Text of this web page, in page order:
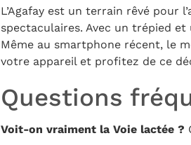
L’Agafay est un terrain rêvé pour
spectaculaires. Avec un trépied
Même au smartphone récent, le
votre appareil et profitez de ce
Questions
Voit-on vraiment la Voie lactée ?